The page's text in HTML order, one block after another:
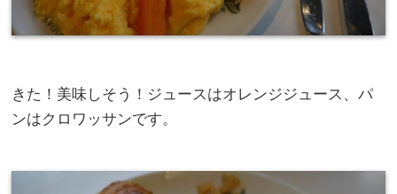
きた！美味しそう！ジュースはオレンジジュース、パ
ンはクロワッサンです。